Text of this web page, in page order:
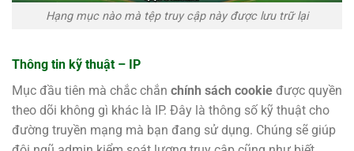
Hạng mục nào mà tệp truy cập này được lưu trữ lại
Thông tin kỹ thuật – IP
Mục đầu tiên mà chắc chắn chính sách cookie được quyền
theo dõi không gì khác là IP. Đây là thông số kỹ thuật cho
đường truyền mạng mà bạn đang sử dụng. Chúng sẽ giúp